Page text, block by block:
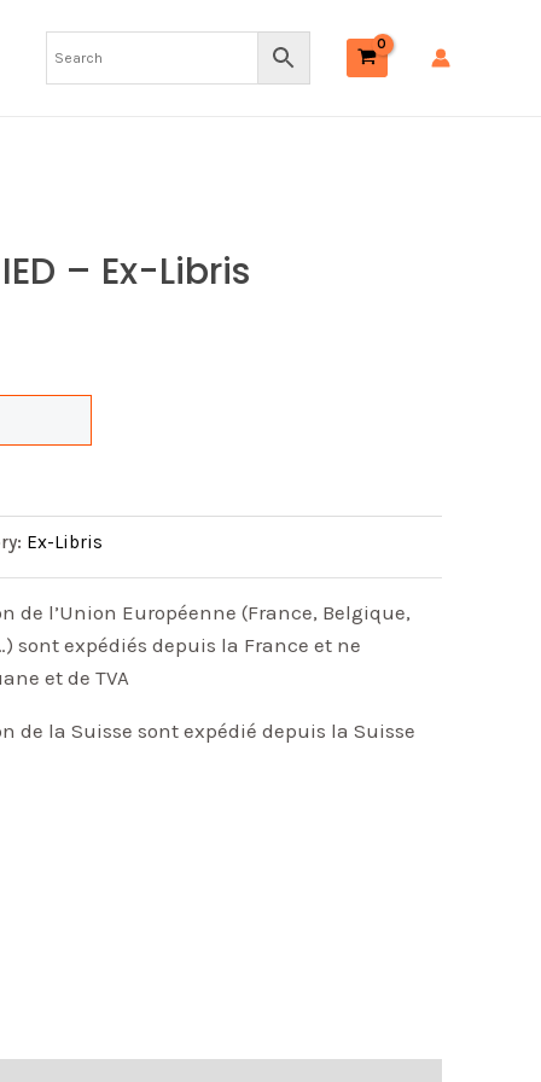
– Ex-Libris
Ex-Libris
de l’Union Européenne (France, Belgique,
sont expédiés depuis la France et ne
et de TVA
de la Suisse sont expédié depuis la Suisse
–
Ex-